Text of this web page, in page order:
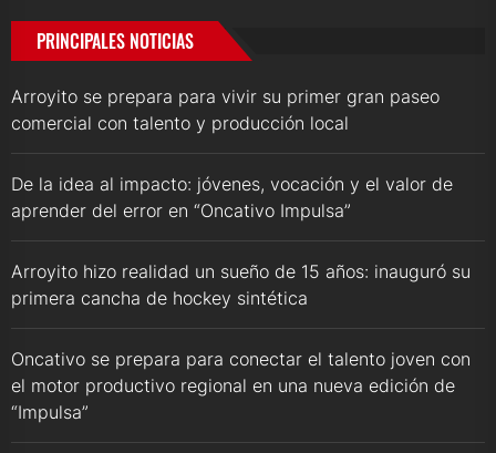
PRINCIPALES NOTICIAS
Arroyito se prepara para vivir su primer gran paseo
comercial con talento y producción local
De la idea al impacto: jóvenes, vocación y el valor de
aprender del error en “Oncativo Impulsa”
Arroyito hizo realidad un sueño de 15 años: inauguró su
primera cancha de hockey sintética
Oncativo se prepara para conectar el talento joven con
el motor productivo regional en una nueva edición de
“Impulsa”